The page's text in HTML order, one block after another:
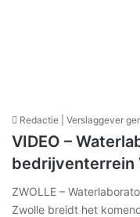
Redactie | Verslaggever
VIDEO –
bedrijventerrein
ZWOLLE –
Zwolle breidt het